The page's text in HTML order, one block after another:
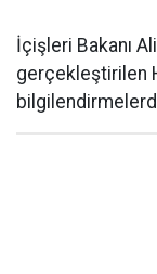
İçişleri Bakanı
gerçekleştirilen